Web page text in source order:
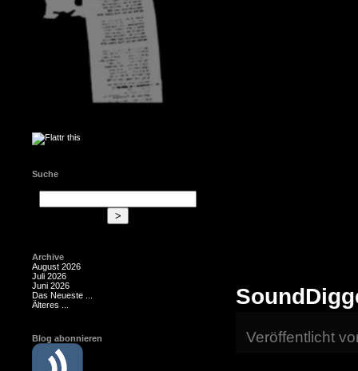
Suche
Archive
August 2026
Juli 2026
Juni 2026
Das Neueste ...
Älteres ...
Blog abonnieren Veröffentlicht